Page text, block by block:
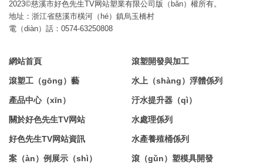
2023©慈溪市好色先生TV网站塑業有限公司版（bǎn）權所有。
地址：浙江省慈溪市橫河（hé）鎮烏玉橋村
電（diàn）話：0574-63250808
網站首頁
滾塑工（gōng）藝
產品中心（xīn）
關於好色先生TV网站
好色先生TV网站資訊
案（àn）例展示（shì）
滾塑開發與加工
水上（shàng）浮體係列
汙水提升器（qì）
水處理係列
水產養殖桶係列
滾（gǔn）塑模具開發